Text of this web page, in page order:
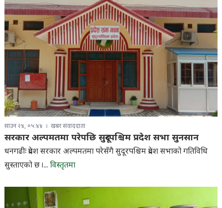
साउन २४, ०५:४४ खबर संवाददाता
सरकार अल्पमतमा परेपछि सुदूरपश्चिम प्रदेश सभा सुनसान
धनगढीः प्रदेश सरकार अल्पमतमा परेसँगै सुदूरपश्चिम प्रदेश सभाको गतिविधि
सुस्ताएको छ ।... विस्तृतमा